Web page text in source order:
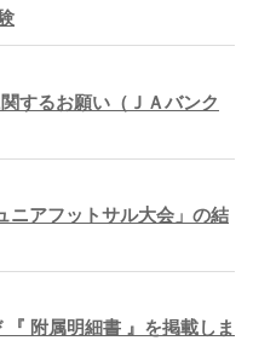
するお願い（ＪＡバンク
ニアフットサル大会」の結
附属明細書 』を掲載しま